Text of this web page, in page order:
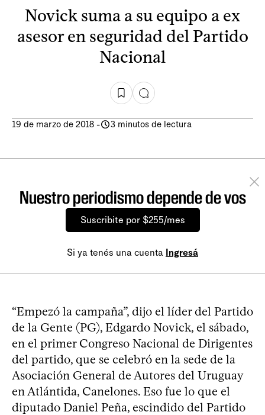
Novick suma a su equipo a ex
asesor en seguridad del Partido
Nacional
19 de marzo de 2018 - 3 minutos de lectura
Nuestro periodismo depende de vos
Suscribite por $255/mes
Si ya tenés una cuenta Ingresá
“Empezó la campaña”, dijo el líder del Partido
de la Gente (PG), Edgardo Novick, el sábado,
en el primer Congreso Nacional de Dirigentes
del partido, que se celebró en la sede de la
Asociación General de Autores del Uruguay
en Atlántida, Canelones. Eso fue lo que el
diputado Daniel Peña, escindido del Partido